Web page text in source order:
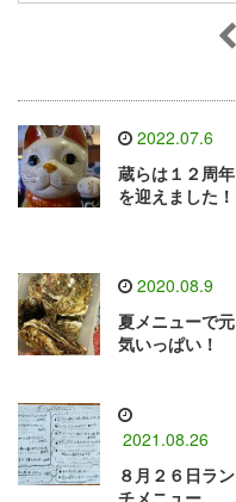
2022.07.6
蔵らは１２周年
を迎えました！
2020.08.9
夏メニューで元
気いっぱい！
2021.08.26
８月２６日ラン